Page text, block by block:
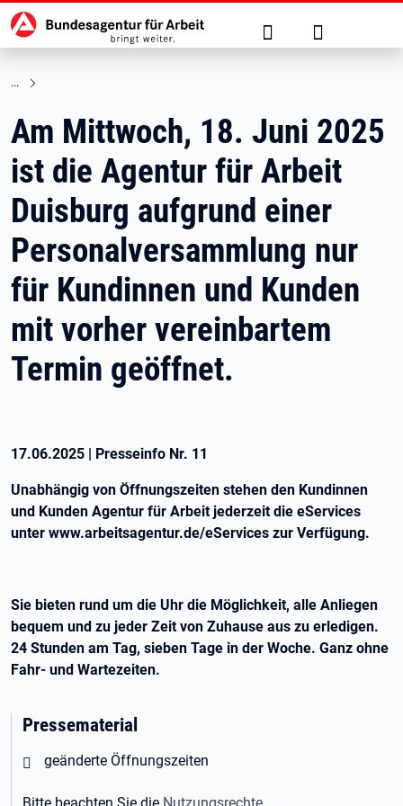
zu den Hauptinhalten springen
Hauptnavigation Suche Anmelden
Am Mittwoch, 18. Juni 2025
ist die Agentur für Arbeit
Duisburg aufgrund einer
Personalversammlung nur
für Kundinnen und Kunden
mit vorher vereinbartem
Termin geöffnet.
17.06.2025 | Presseinfo Nr. 11
Unabhängig von Öffnungszeiten stehen den Kundinnen
und Kunden Agentur für Arbeit jederzeit die eServices
unter www.arbeitsagentur.de/eServices zur Verfügung.
Sie bieten rund um die Uhr die Möglichkeit, alle Anliegen
bequem und zu jeder Zeit von Zuhause aus zu erledigen.
24 Stunden am Tag, sieben Tage in der Woche. Ganz ohne
Fahr- und Wartezeiten.
Pressematerial
Öffnet in neuem Tab
geänderte Öffnungszeiten